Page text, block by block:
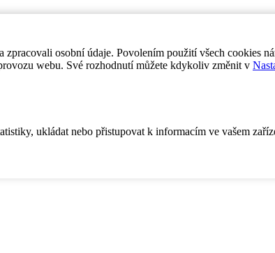
osobní údaje. Povolením použití všech cookies
webu. Své rozhodnutí můžete kdykoliv změnit v
ukládat nebo přistupovat k informacím ve vašem